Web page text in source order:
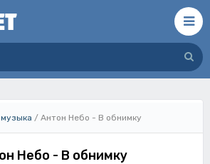
/ Антон Небо - В обнимку
Небо - В обнимку